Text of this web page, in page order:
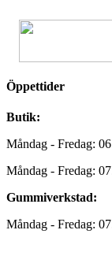
Öppettider
Butik:
Måndag - Fredag:
Måndag - Fredag:
Gummiverkstad:
Måndag - Fredag: